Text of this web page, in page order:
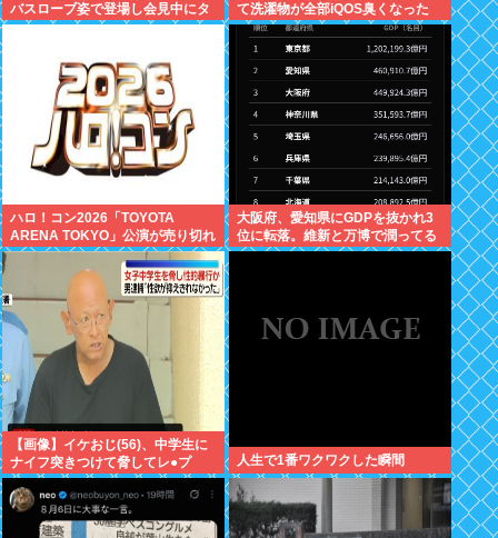
バスローブ姿で登場し会見中にタ
バコを吸う←あのさあ！
て洗濯物が全部iQOS臭くなった
ハロ！コン2026「TOYOTA
ARENA TOKYO」公演が売り切れ
ない
大阪府、愛知県にGDPを抜かれ3
位に転落。維新と万博で潤ってる
はずじゃ…
【画像】イケおじ(56)、中学生に
ナイフ突きつけて脅してレ●プ
www
人生で1番ワクワクした瞬間